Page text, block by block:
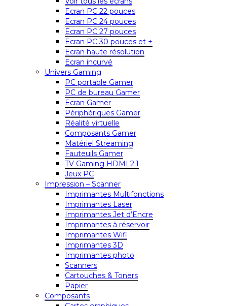
Ecran PC 22 pouces
Ecran PC 24 pouces
Ecran PC 27 pouces
Ecran PC 30 pouces et +
Ecran haute résolution
Ecran incurvé
Univers Gaming
PC portable Gamer
PC de bureau Gamer
Ecran Gamer
Périphériques Gamer
Réalité virtuelle
Composants Gamer
Matériel Streaming
Fauteuils Gamer
TV Gaming HDMI 2.1
Jeux PC
Impression – Scanner
Imprimantes Multifonctions
Imprimantes Laser
Imprimantes Jet d’Encre
Imprimantes à réservoir
Imprimantes Wifi
Imprimantes 3D
Imprimantes photo
Scanners
Cartouches & Toners
Papier
Composants